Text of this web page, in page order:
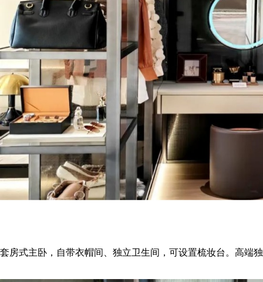
套房式主卧，自带衣帽间、独立卫生间，可设置梳妆台。高端